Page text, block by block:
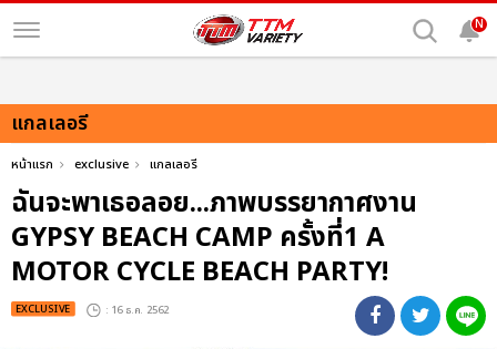
N
แกลเลอรี
หน้าแรก exclusive แกลเลอรี
ฉันจะพาเธอลอย...ภาพบรรยากาศงาน
GYPSY BEACH CAMP ครั้งที่1 A
MOTOR CYCLE BEACH PARTY!
EXCLUSIVE : 16 ธ.ค. 2562